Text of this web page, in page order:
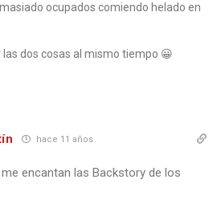
ocupados comiendo helado en
dos cosas al mismo tiempo 😀
hace 11 años
encantan las Backstory de los